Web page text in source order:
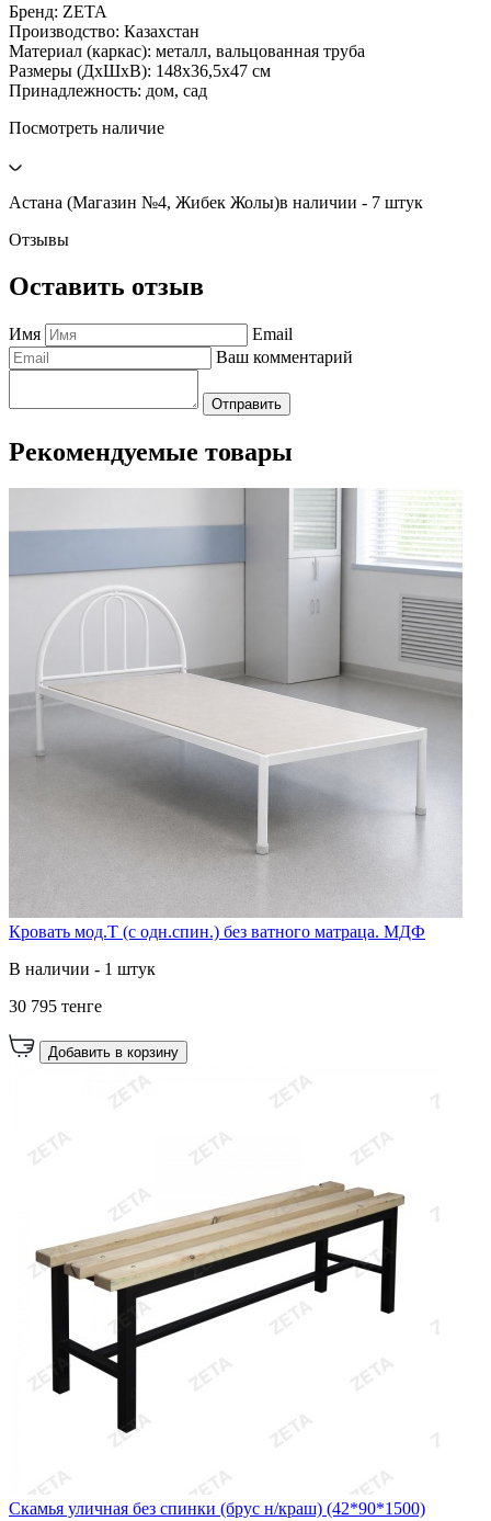
Бренд: ZETA
Производство: Казахстан
Материал (каркас): металл, вальцованная труба
Размеры (ДxШxВ): 148x36,5x47 см
Принадлежность: дом, сад
Посмотреть наличие
Астана (Магазин №4, Жибек Жолы)в наличии - 7 штук
Отзывы
Оставить отзыв
Имя
Email
Ваш комментарий
Отправить
Рекомендуемые товары
Кровать мод.Т (с одн.спин.) без ватного матраца. МДФ
В наличии - 1 штук
30 795 тенге
Добавить в корзину
Скамья уличная без спинки (брус н/краш) (42*90*1500)